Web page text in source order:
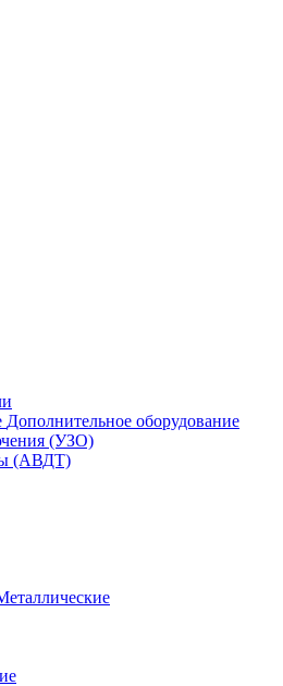
Дополнительное оборудование
(УЗО)
(АВДТ)